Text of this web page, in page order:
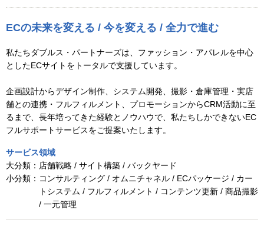
ECの未来を変える / 今を変える / 全力で進む
私たちダブルス・パートナーズは、ファッション・アパレルを中心
としたECサイトをトータルで支援しています。
企画設計からデザイン制作、システム開発、撮影・倉庫管理・実店
舗との連携・フルフィルメント、プロモーションからCRM活動に至
るまで、長年培ってきた経験とノウハウで、私たちしかできないEC
フルサポートサービスをご提案いたします。
サービス領域
大分類： 店舗戦略 / サイト構築 / バックヤード
小分類： コンサルティング / オムニチャネル / ECパッケージ / カー
トシステム / フルフィルメント / コンテンツ更新 / 商品撮影
/ 一元管理